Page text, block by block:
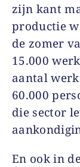
zijn kant
productie
de zomer
15.000
aantal
60.000
die sector
En ook in